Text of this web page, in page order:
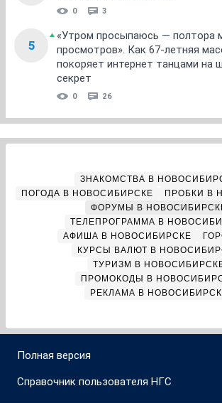
0 3
5
«Утром просыпаюсь — полтора
просмотров». Как 67-летняя
покоряет интернет танцами на
секрет
0 26
ЗНАКОМСТВА В
ПОГОДА В НОВОСИБИРСКЕ
ПРОБКИ В
ФОРУМЫ В
ТЕЛЕПРОГРАММА В
АФИША В НОВОСИБИРСКЕ
КУРСЫ ВАЛЮТ В
ТУРИЗМ В
ПРОМОКОДЫ В
РЕКЛАМА В
Полная версия
Справочник пользователя НГС